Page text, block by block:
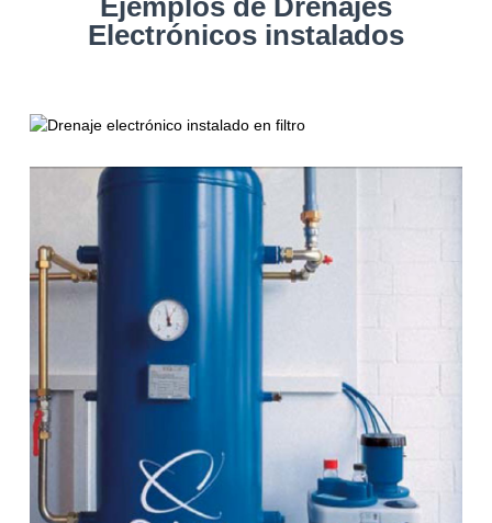
Ejemplos de Drenajes
Electrónicos instalados